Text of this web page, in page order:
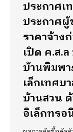
ประกาศเ
ประกาศผู้
ราคาจ้าง
เปิด ค.ส.
บ้านพิมพ
เล็กเทศบ
บ้านสวน
อิเล็กทรอ